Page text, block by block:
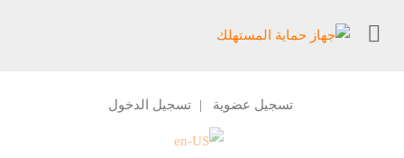
تسجيل عضوية | تسجيل الدخول